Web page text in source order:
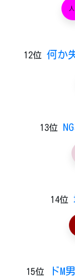
12位 何か
13位
14位
15位 ドM